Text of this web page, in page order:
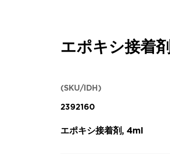
エポキシ接着剤
(SKU/IDH)
2392160
エポキシ接着剤, 4ml